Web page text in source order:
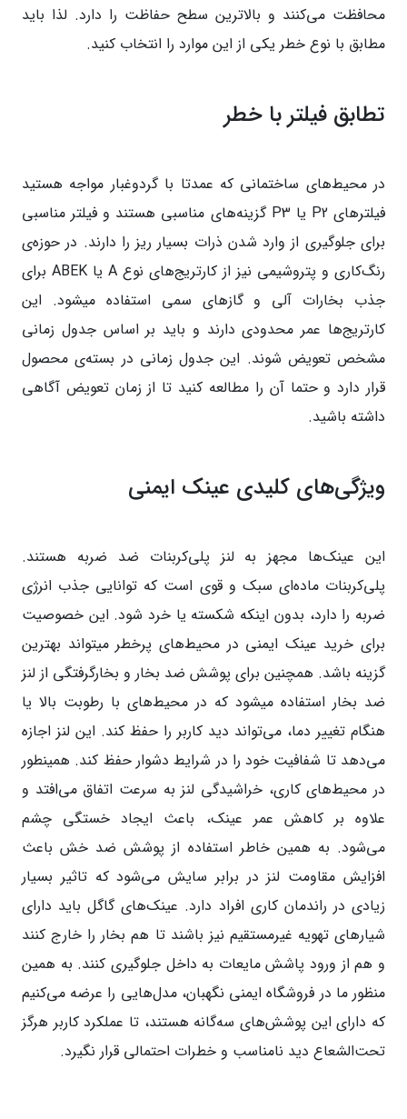
محافظت می‌کنند و بالاترین سطح حفاظت را دارد. لذا باید
مطابق با نوع خطر یکی از این موارد را انتخاب کنید.
تطابق فیلتر با خطر
در محیط‌های ساختمانی که عمدتا با گردوغبار مواجه هستید
فیلترهای P2 یا P3 گزینه‌های مناسبی هستند و فیلتر مناسبی
برای جلوگیری از وارد شدن ذرات بسیار ریز را دارند. در حوزه‌ی
رنگ‌کاری و پتروشیمی نیز از کارتریج‌های نوع A یا ABEK برای
جذب بخارات آلی و گازهای سمی استفاده میشود. این
کارتریج‌ها عمر محدودی دارند و باید بر اساس جدول زمانی
مشخص تعویض شوند. این جدول زمانی در بسته‌ی محصول
قرار دارد و حتما آن را مطالعه کنید تا از زمان تعویض آگاهی
داشته باشید.
ویژگی‌های کلیدی عینک ایمنی
این عینک‌ها مجهز به لنز پلی‌کربنات ضد ضربه هستند.
پلی‌کربنات ماده‌ای سبک و قوی است که توانایی جذب انرژی
ضربه را دارد، بدون اینکه شکسته یا خرد شود. این خصوصیت
برای خرید عینک ایمنی در محیط‌های پرخطر میتواند بهترین
گزینه باشد. همچنین برای پوشش ضد بخار و بخارگرفتگی از لنز
ضد بخار استفاده میشود که در محیط‌های با رطوبت بالا یا
هنگام تغییر دما، می‌تواند دید کاربر را حفظ کند. این لنز اجازه
می‌دهد تا شفافیت خود را در شرایط دشوار حفظ کند. همینطور
در محیط‌های کاری، خراشیدگی لنز به سرعت اتفاق می‌افتد و
علاوه بر کاهش عمر عینک، باعث ایجاد خستگی چشم
می‌شود. به همین خاطر استفاده از پوشش ضد خش باعث
افزایش مقاومت لنز در برابر سایش می‌شود که تاثیر بسیار
زیادی در راندمان کاری افراد دارد. عینک‌های گاگل باید دارای
شیارهای تهویه غیرمستقیم نیز باشند تا هم بخار را خارج کنند
و هم از ورود پاشش مایعات به داخل جلوگیری کنند. به همین
منظور ما در فروشگاه ایمنی نگهبان، مدل‌هایی را عرضه می‌کنیم
که دارای این پوشش‌های سه‌گانه هستند، تا عملکرد کاربر هرگز
تحت‌الشعاع دید نامناسب و خطرات احتمالی قرار نگیرد.